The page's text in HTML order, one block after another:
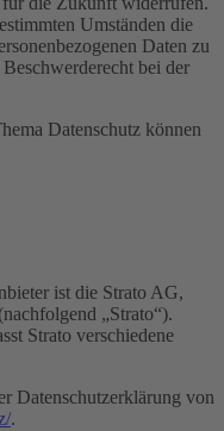
Umständen die
Daten zu
bei der
Datenschutz können
ist die Strato AG,
„Strato“).
Strato verschiedene
Datenschutzerklärung von
.